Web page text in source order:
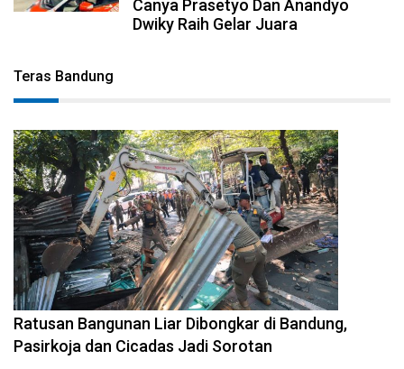
Canya Prasetyo Dan Anandyo
Dwiky Raih Gelar Juara
Teras Bandung
2026-08-06 17:34:08
Ratusan Bangunan Liar Dibongkar di Bandung,
Pasirkoja dan Cicadas Jadi Sorotan